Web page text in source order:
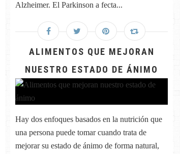
Alzheimer. El Parkinson a fecta...
ALIMENTOS QUE MEJORAN
NUESTRO ESTADO DE ÁNIMO
Hay dos enfoques basados en la nutrición que
una persona puede tomar cuando trata de
mejorar su estado de ánimo de forma natural,